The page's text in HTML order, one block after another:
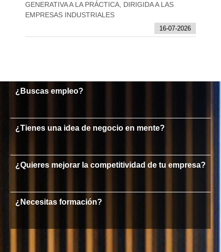
GENERATIVA A LA PRÁCTICA, DIRIGIDA A LAS
EMPRESAS INDUSTRIALES
16-07-2026
¿Buscas empleo?
¿Tienes una idea de negocio en mente?
¿Quieres mejorar la competitividad de tu empresa?
¿Necesitas formación?